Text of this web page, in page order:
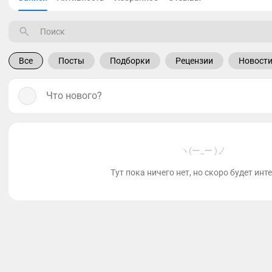
Все Посты Подборки Рецензии Новости
Что нового?
ヽ(ー_ー )ノ
Тут пока ничего нет, но скоро будет